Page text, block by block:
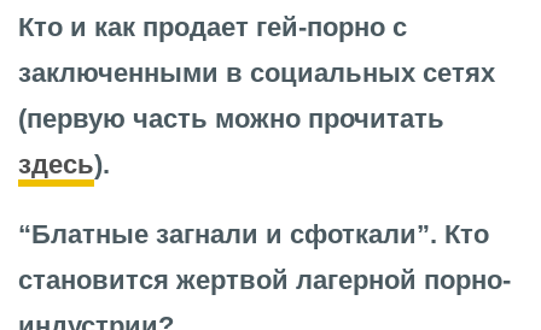
Кто и как продает гей-порно с
заключенными в социальных сетях
(первую часть можно прочитать
здесь).
“Блатные загнали и сфоткали”. Кто
становится жертвой лагерной порно-